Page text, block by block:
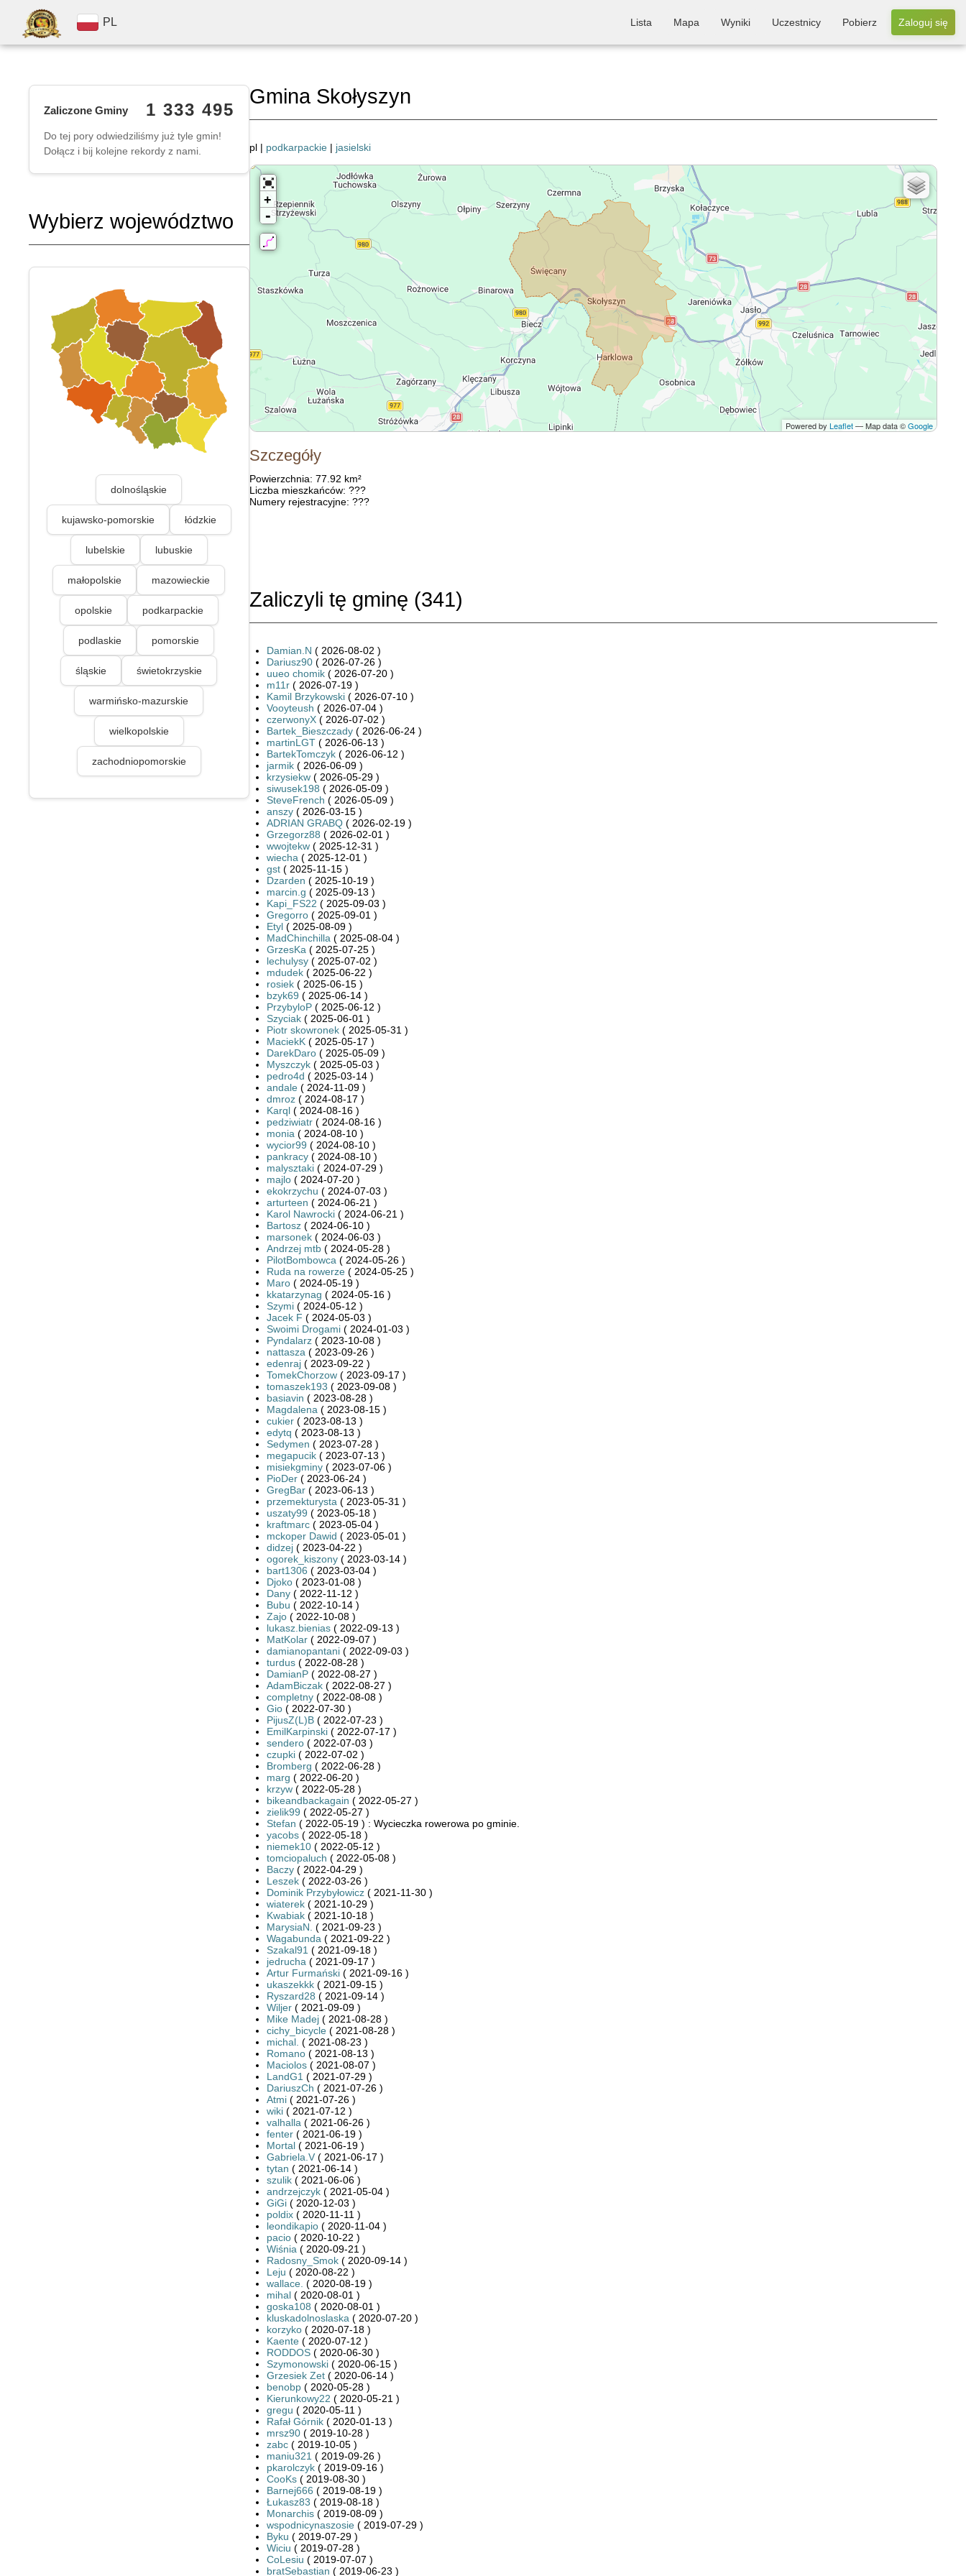
PL Lista Mapa Wyniki Uczestnicy Pobierz Zaloguj się
Zaliczone Gminy 1 333 495
Do tej pory odwiedziliśmy już tyle gmin!
Dołącz i bij kolejne rekordy z nami.
Wybierz województwo
dolnośląskie
kujawsko-pomorskie łódzkie
lubelskie lubuskie
małopolskie mazowieckie
opolskie podkarpackie
podlaskie pomorskie
śląskie świetokrzyskie
warmińsko-mazurskie
wielkopolskie
zachodniopomorskie
Gmina Skołyszyn
pl | podkarpackie| jasielski
+
-
Powered by Leaflet— Map data ©Google
Szczegóły
Powierzchnia: 77.92 km²
Liczba mieszkańców: ???
Numery rejestracyjne: ???
Zaliczyli tę gminę (341)
Damian.N ( 2026-08-02 )
Dariusz90( 2026-07-26 )
uueo chomik( 2026-07-20 )
m11r( 2026-07-19 )
Kamil Brzykowski( 2026-07-10 )
Vooyteush ( 2026-07-04 )
czerwonyX( 2026-07-02 )
Bartek_Bieszczady( 2026-06-24 )
martinLGT( 2026-06-13 )
BartekTomczyk( 2026-06-12 )
jarmik( 2026-06-09 )
krzysiekw( 2026-05-29 )
siwusek198 ( 2026-05-09 )
SteveFrench ( 2026-05-09 )
anszy( 2026-03-15 )
ADRIAN GRABQ( 2026-02-19 )
Grzegorz88 ( 2026-02-01 )
wwojtekw( 2025-12-31 )
wiecha ( 2025-12-01 )
gst( 2025-11-15 )
Dzarden ( 2025-10-19 )
marcin.g ( 2025-09-13 )
Kapi_FS22 ( 2025-09-03 )
Gregorro( 2025-09-01 )
Etyl( 2025-08-09 )
MadChinchilla ( 2025-08-04 )
GrzesKa ( 2025-07-25 )
lechulysy( 2025-07-02 )
mdudek( 2025-06-22 )
rosiek( 2025-06-15 )
bzyk69 ( 2025-06-14 )
PrzybyloP( 2025-06-12 )
Szyciak( 2025-06-01 )
Piotr skowronek( 2025-05-31 )
MaciekK( 2025-05-17 )
DarekDaro( 2025-05-09 )
Myszczyk( 2025-05-03 )
pedro4d ( 2025-03-14 )
andale( 2024-11-09 )
dmroz( 2024-08-17 )
Karql( 2024-08-16 )
pedziwiatr( 2024-08-16 )
monia ( 2024-08-10 )
wycior99 ( 2024-08-10 )
pankracy( 2024-08-10 )
malysztaki( 2024-07-29 )
majlo( 2024-07-20 )
ekokrzychu ( 2024-07-03 )
arturteen ( 2024-06-21 )
Karol Nawrocki( 2024-06-21 )
Bartosz( 2024-06-10 )
marsonek( 2024-06-03 )
Andrzej mtb( 2024-05-28 )
PilotBombowca ( 2024-05-26 )
Ruda na rowerze( 2024-05-25 )
Maro( 2024-05-19 )
kkatarzynag ( 2024-05-16 )
Szymi( 2024-05-12 )
Jacek F ( 2024-05-03 )
Swoimi Drogami( 2024-01-03 )
Pyndalarz( 2023-10-08 )
nattasza ( 2023-09-26 )
edenraj( 2023-09-22 )
TomekChorzow( 2023-09-17 )
tomaszek193 ( 2023-09-08 )
basiavin ( 2023-08-28 )
Magdalena ( 2023-08-15 )
cukier( 2023-08-13 )
edytq ( 2023-08-13 )
Sedymen ( 2023-07-28 )
megapucik( 2023-07-13 )
misiekgminy( 2023-07-06 )
PioDer( 2023-06-24 )
GregBar( 2023-06-13 )
przemekturysta ( 2023-05-31 )
uszaty99 ( 2023-05-18 )
kraftmarc( 2023-05-04 )
mckoper Dawid ( 2023-05-01 )
didzej( 2023-04-22 )
ogorek_kiszony( 2023-03-14 )
bart1306 ( 2023-03-04 )
Djoko( 2023-01-08 )
Dany( 2022-11-12 )
Bubu ( 2022-10-14 )
Zajo( 2022-10-08 )
lukasz.bienias( 2022-09-13 )
MatKolar( 2022-09-07 )
damianopantani( 2022-09-03 )
turdus( 2022-08-28 )
DamianP( 2022-08-27 )
AdamBiczak( 2022-08-27 )
completny( 2022-08-08 )
Gio( 2022-07-30 )
PijusZ(L)B( 2022-07-23 )
EmilKarpinski( 2022-07-17 )
sendero( 2022-07-03 )
czupki( 2022-07-02 )
Bromberg ( 2022-06-28 )
marg ( 2022-06-20 )
krzyw( 2022-05-28 )
bikeandbackagain ( 2022-05-27 )
zielik99 ( 2022-05-27 )
Stefan ( 2022-05-19 ) : Wycieczka rowerowa po gminie.
yacobs( 2022-05-18 )
niemek10( 2022-05-12 )
tomciopaluch ( 2022-05-08 )
Baczy( 2022-04-29 )
Leszek( 2022-03-26 )
Dominik Przybyłowicz( 2021-11-30 )
wiaterek( 2021-10-29 )
Kwabiak( 2021-10-18 )
MarysiaN. ( 2021-09-23 )
Wagabunda ( 2021-09-22 )
Szakal91 ( 2021-09-18 )
jedrucha ( 2021-09-17 )
Artur Furmański( 2021-09-16 )
ukaszekkk( 2021-09-15 )
Ryszard28 ( 2021-09-14 )
Wiljer( 2021-09-09 )
Mike Madej( 2021-08-28 )
cichy_bicycle( 2021-08-28 )
michal. ( 2021-08-23 )
Romano( 2021-08-13 )
Maciolos( 2021-08-07 )
LandG1 ( 2021-07-29 )
DariuszCh ( 2021-07-26 )
Atmi( 2021-07-26 )
wiki( 2021-07-12 )
valhalla ( 2021-06-26 )
fenter( 2021-06-19 )
Mortal( 2021-06-19 )
Gabriela.V( 2021-06-17 )
tytan ( 2021-06-14 )
szulik( 2021-06-06 )
andrzejczyk( 2021-05-04 )
GiGi( 2020-12-03 )
poldix( 2020-11-11 )
leondikapio( 2020-11-04 )
pacio( 2020-10-22 )
Wiśnia ( 2020-09-21 )
Radosny_Smok( 2020-09-14 )
Leju ( 2020-08-22 )
wallace. ( 2020-08-19 )
mihal( 2020-08-01 )
goska108 ( 2020-08-01 )
kluskadolnoslaska ( 2020-07-20 )
korzyko( 2020-07-18 )
Kaente( 2020-07-12 )
RODDOS( 2020-06-30 )
Szymonowski( 2020-06-15 )
Grzesiek Zet( 2020-06-14 )
benobp( 2020-05-28 )
Kierunkowy22 ( 2020-05-21 )
gregu ( 2020-05-11 )
Rafał Górnik( 2020-01-13 )
mrsz90( 2019-10-28 )
zabc( 2019-10-05 )
maniu321 ( 2019-09-26 )
pkarolczyk( 2019-09-16 )
CooKs( 2019-08-30 )
Barnej666 ( 2019-08-19 )
Łukasz83 ( 2019-08-18 )
Monarchis( 2019-08-09 )
wspodnicynaszosie( 2019-07-29 )
Byku ( 2019-07-29 )
Wiciu ( 2019-07-28 )
CoLesiu ( 2019-07-07 )
bratSebastian ( 2019-06-23 )